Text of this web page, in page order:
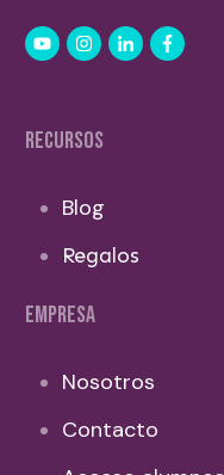
RECURSOS
Blog
Regalos
EMPRESA
Nosotros
Contacto